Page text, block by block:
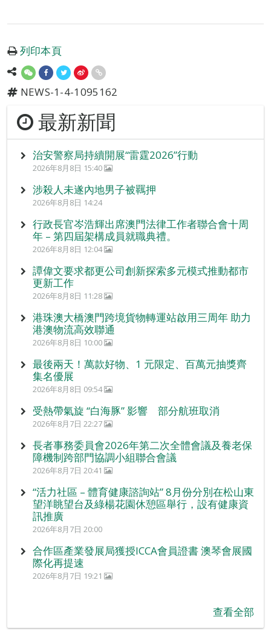
列印本頁
NEWS-1-4-1095162
最新新聞
治安警察局持續開展“雷霆2026”行動
2026年8月8日 15:40
涉殺人未遂內地男子被羈押
2026年8月8日 14:24
行政長官岑浩輝出席澳門法律工作者聯合會十周
年 – 第四屆架構成員就職典禮。
2026年8月8日 12:04
譚偉文要求都更公司創新探索多元模式推動都市
更新工作
2026年8月8日 11:28
港珠澳大橋澳門跨境貨物轉運站啟用三周年 助力
港澳物流高效聯通
2026年8月8日 10:00
最後兩天！萬款好物、1 元限定、百萬元抽獎齊
集名優展
2026年8月8日 09:54
受熱帶氣旋 “白海豚” 影響 部分航班取消
2026年8月7日 22:27
長者事務委員會2026年第二次全體會議及養老保
障機制跨部門協調小組聯合會議
2026年8月7日 20:41
“活力社區 – 體育健康諮詢站” 8月份分別在松山東
望洋眺望台及綠楊花園休憩區舉行，設有健康資
訊推廣
2026年8月7日 20:00
合作區產業發展局獲授ICCA會員證書 澳琴會展國
際化再提速
2026年8月7日 19:21
查看全部